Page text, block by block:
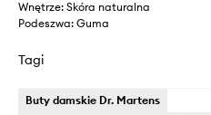
Wnętrze: Skóra naturalna
Podeszwa: Guma
Tagi
Buty damskie Dr. Martens